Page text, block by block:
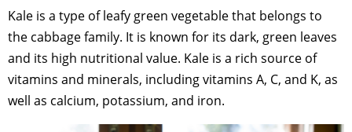
Kale is a type of leafy green vegetable that belongs to
the cabbage family. It is known for its dark, green leaves
and its high nutritional value. Kale is a rich source of
vitamins and minerals, including vitamins A, C, and K, as
well as calcium, potassium, and iron.